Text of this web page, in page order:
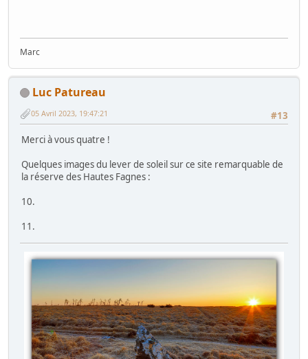
Marc
Luc Patureau
#13
05 Avril 2023, 19:47:21
Merci à vous quatre !
Quelques images du lever de soleil sur ce site remarquable de
la réserve des Hautes Fagnes :
10.
11.